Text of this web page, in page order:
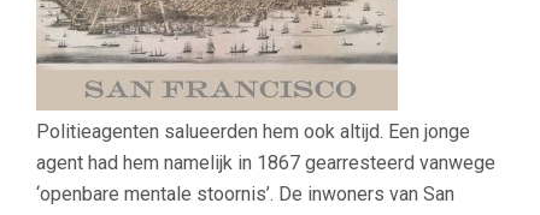
Politieagenten salueerden hem ook altijd. Een jonge
agent had hem namelijk in 1867 gearresteerd vanwege
‘openbare mentale stoornis’. De inwoners van San